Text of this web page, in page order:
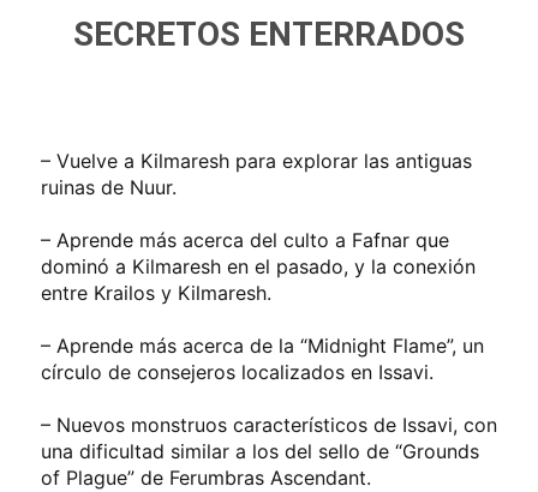
SECRETOS ENTERRADOS
– Vuelve a Kilmaresh para explorar las antiguas
ruinas de Nuur.
– Aprende más acerca del culto a Fafnar que
dominó a Kilmaresh en el pasado, y la conexión
entre Krailos y Kilmaresh.
– Aprende más acerca de la “Midnight Flame”, un
círculo de consejeros localizados en Issavi.
– Nuevos monstruos característicos de Issavi, con
una dificultad similar a los del sello de “Grounds
of Plague” de Ferumbras Ascendant.